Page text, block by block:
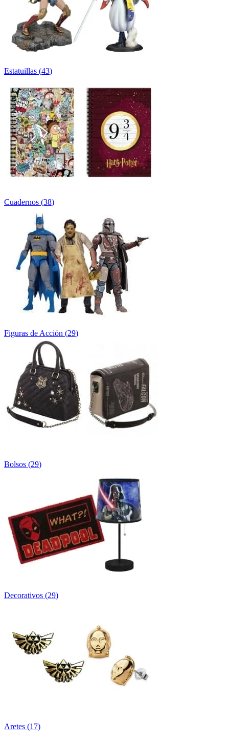
Estatuillas (43)
Cuadernos (38)
Figuras de Acción (29)
Bolsos (29)
Decorativos (29)
Aretes (17)